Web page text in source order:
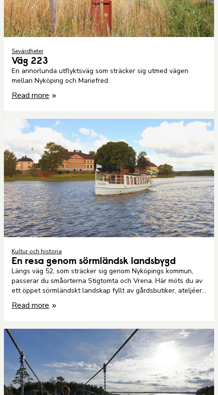
Sevärdheter
Väg 223
En annorlunda utflyktsväg som sträcker sig utmed vägen
mellan Nyköping och Mariefred.
Read more
Kultur och historia
En resa genom sörmländsk landsbygd
Längs väg 52, som sträcker sig genom Nyköpings kommun,
passerar du småorterna Stigtomta och Vrena. Här möts du av
ett öppet sörmländskt landskap fyllt av gårdsbutiker, ateljéer,
Read more